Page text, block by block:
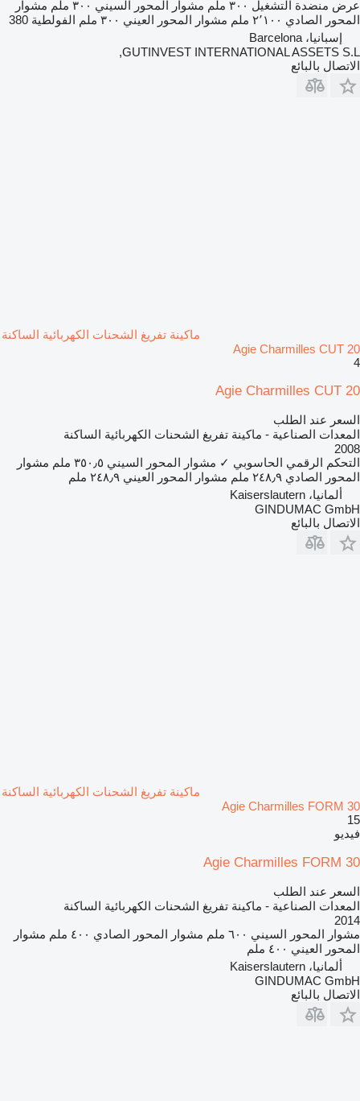
عرض منضدة التشغيل ٣٠٠ ملم مشوار المحور السيني ٣٠٠ ملم
مشوار
المحور الصادي ٢٬١٠٠ ملم مشوار المحور العيني ٣٠٠ ملم الفولطية 380
إسبانيا، Barcelona
GUTINVEST INTERNATIONAL ASSETS S.L,
الاتصال بالبائع
ماكينة تفريغ الشحنات الكهربائية الساكنة
Agie Charmilles CUT 20
4
Agie Charmilles CUT 20
السعر عند الطلب
المعدات الصناعية - ماكينة تفريغ الشحنات الكهربائية الساكنة
2008
التحكم الرقمي الحاسوبي ✓ مشوار المحور السيني ٣٥٠٫٥ ملم
مشوار
المحور الصادي ٢٤٨٫٩ ملم مشوار المحور العيني ٢٤٨٫٩ ملم
ألمانيا، Kaiserslautern
GINDUMAC GmbH
الاتصال بالبائع
ماكينة تفريغ الشحنات الكهربائية الساكنة
Agie Charmilles FORM 30
15
فيديو
Agie Charmilles FORM 30
السعر عند الطلب
المعدات الصناعية - ماكينة تفريغ الشحنات الكهربائية الساكنة
2014
مشوار المحور السيني ٦٠٠ ملم مشوار المحور الصادي ٤٠٠ ملم
مشوار
المحور العيني ٤٠٠ ملم
ألمانيا، Kaiserslautern
GINDUMAC GmbH
الاتصال بالبائع